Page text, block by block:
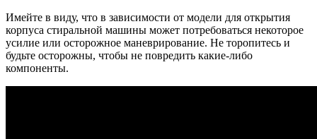
Имейте в виду, что в зависимости от модели для открытия
корпуса стиральной машины может потребоваться некоторое
усилие или осторожное маневрирование. Не торопитесь и
будьте осторожны, чтобы не повредить какие-либо
компоненты.